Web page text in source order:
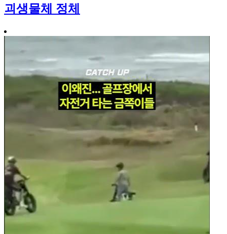
괴생물체 정체